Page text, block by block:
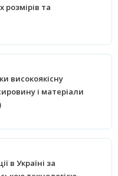
розмірів та
високоякісну
і матеріали
в Україні за